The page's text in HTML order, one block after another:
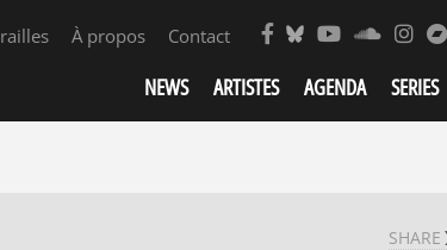
À propos Contact
NEWS ARTISTES AGENDA SERIES
SHARE